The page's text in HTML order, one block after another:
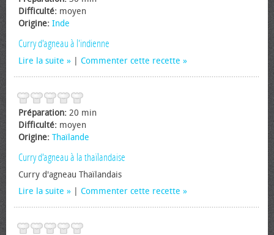
Difficulté: moyen
Origine: Inde
Curry d'agneau à l'indienne
Lire la suite Commenter cette recette
Préparation: 20 min
Difficulté: moyen
Origine: Thaïlande
Curry d'agneau à la thaïlandaise
Curry d'agneau Thaïlandais
Lire la suite
Commenter cette recette